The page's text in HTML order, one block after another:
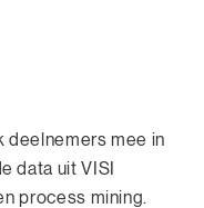
deelnemers mee in
data uit VISI
process mining.